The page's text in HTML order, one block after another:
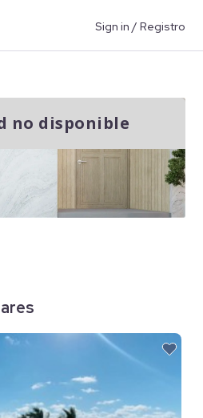
Sign in / Registro
no disponible